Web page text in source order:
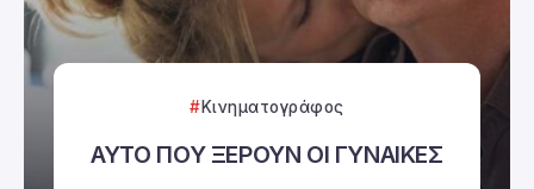
Κινηματογράφος
ΑΥΤΟ ΠΟΥ ΞΕΡΟΥΝ ΟΙ ΓΥΝΑΙΚΕΣ